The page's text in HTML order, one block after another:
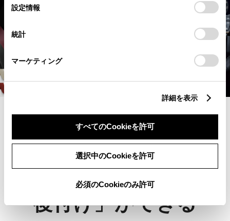
デバイスにすべてのCookie(クッキー)が保存されることに同
意したことになります。Cookie(クッキー)のオプトアウト、
設定の変更、同意を撤回したりするにあたっては、当社の
「Cookie（クッキー）情報の取り扱いについて
」をご覧くだ
設定情報
統計
マーケティング
詳細を表示
すべてのCookieを許可
選択中のCookieを許可
必須のCookieのみ許可
アップグレード
トヨタの純正オプシ
ョンを、正規販売店で
「後付け」ができる